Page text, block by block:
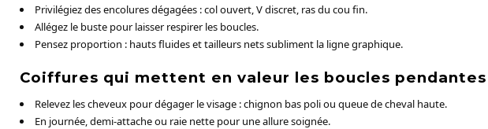
Privilégiez des encolures dégagées : col ouvert, V discret, ras du cou fin.
Allégez le buste pour laisser respirer les boucles.
Pensez proportion : hauts fluides et tailleurs nets subliment la ligne graphique.
Coiffures qui mettent en valeur les boucles pendantes
Relevez les cheveux pour dégager le visage : chignon bas poli ou queue de cheval haute.
En journée, demi-attache ou raie nette pour une allure soignée.